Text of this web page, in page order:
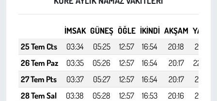
İMSAK GÜNEŞ ÖĞLE İKINDI AKŞAM YATSI
25 Tem Cts
03:34 05:25 12:57 16:54 20:18
22:01
26 Tem Paz
03:35 05:26 12:57 16:54 20:17
22:00
27 Tem Pts
03:37 05:27 12:57 16:54 20:17
21:59
28 Tem Sal
03:38 05:28 12:57 16:53 20:16
21:57